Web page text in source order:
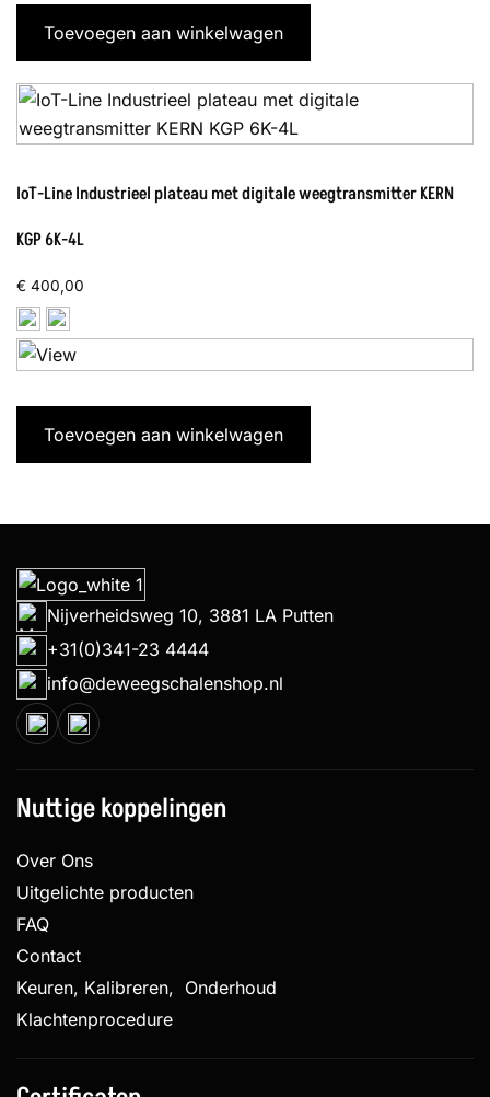
Toevoegen aan winkelwagen
IoT-Line Industrieel plateau met digitale weegtransmitter KERN
KGP 6K-4L
€ 400,00
Toevoegen aan winkelwagen
Nijverheidsweg 10, 3881 LA Putten
+31(0)341-23 4444
info@deweegschalenshop.nl
Nuttige koppelingen
Over Ons
Uitgelichte producten
FAQ
Contact
Keuren, Kalibreren, Onderhoud
Klachtenprocedure